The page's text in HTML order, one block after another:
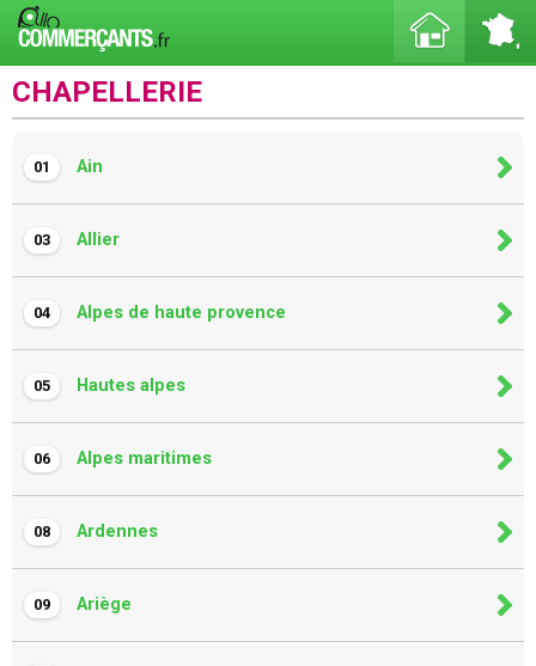
CHAPELLERIE
01 Ain
03 Allier
04 Alpes de haute provence
05 Hautes alpes
06 Alpes maritimes
08 Ardennes
09 Ariège